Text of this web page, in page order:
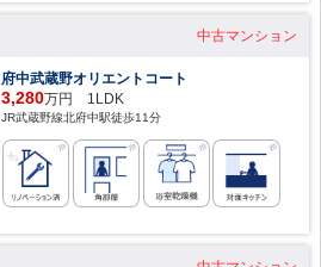
中古マンション
府中武蔵野オリエントコート
3,280万円 1LDK
JR武蔵野線北府中駅徒歩11分